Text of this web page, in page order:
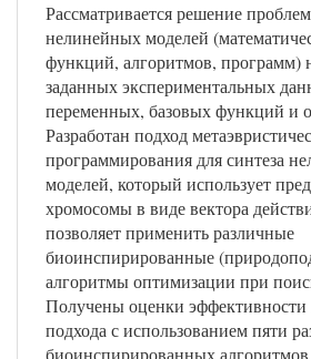
Рассматривается решение
нелинейных моделей
функций, алгоритмов, программ)
заданных экспериментальных
переменных, базовых функций и
Разработан подход
программирования для синтеза
моделей, который использует
хромосомы в виде вектора
позволяет применить различные
биоинспирированные
алгоритмы оптимизации при
Получены оценки
подхода с использованием пяти